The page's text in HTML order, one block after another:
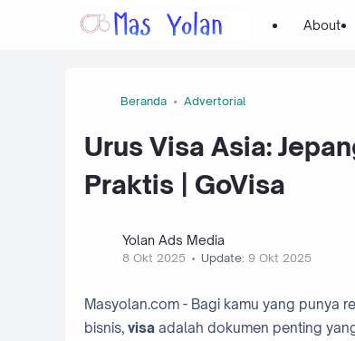
About
Beranda Advertorial
Urus Visa Asia:
Praktis | GoVisa
Yolan Ads Media
8 Okt 2025 Update: 9 Okt 2025
Masyolan.com - Bagi kamu yang punya
bisnis, visa adalah dokumen penting